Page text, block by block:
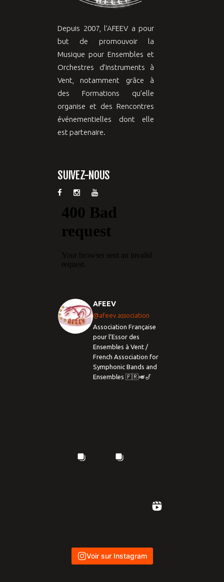
Depuis 2007, l’AFEEV a pour
but de promouvoir la
Musique pour Ensembles et
Orchestres d’instruments à
Vent, notamment grâce à
des Formations qu’elle
organise et des Rencontres
événementielles dont elle
est partenaire.
SUIVEZ-NOUS
AFEEV
@afeev.association
Association Française
pour l’Essor des
Ensembles à Vent /
French Association for
Symphonic Bands and
Ensembles 🇫🇷🎺🎷
Voir sur Instagram